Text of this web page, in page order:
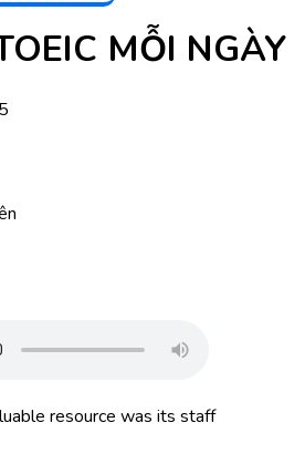
MỖI NGÀY
resource was its staff